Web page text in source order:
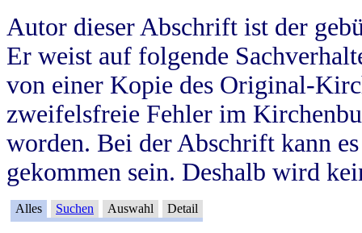
Autor dieser Abschrift ist der
Er weist auf folgende
von einer Kopie des Original-
zweifelsfreie Fehler im
worden. Bei der Abschrift kann
gekommen sein. Deshalb wird
Alles Suchen Auswahl Detail